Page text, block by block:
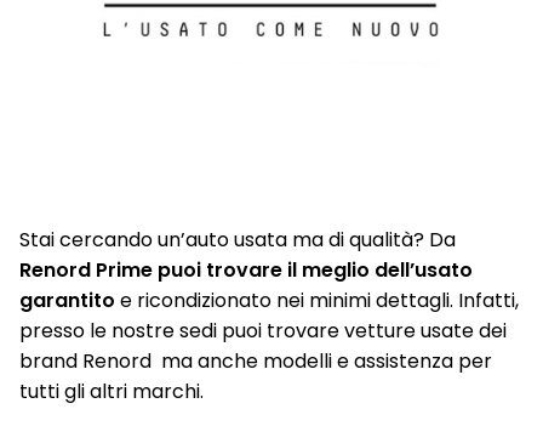
Stai cercando un’auto usata ma di qualità? Da
Renord Prime puoi trovare il meglio dell’usato
garantito e ricondizionato nei minimi dettagli. Infatti,
presso le nostre sedi puoi trovare vetture usate dei
brand Renord ma anche modelli e assistenza per
tutti gli altri marchi.